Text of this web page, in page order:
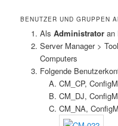
BENUTZER UND GRUPPEN
Als Administratoran
Server Manager >
Computers
Folgende
CM_CP,
CM_DJ,
CM_NA,